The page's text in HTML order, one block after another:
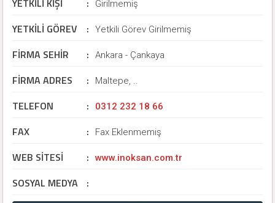
YETKİLİ KİŞİ : Girilmemiş
YETKİLİ GÖREV : Yetkili Görev Girilmemiş
FİRMA SEHİR : Ankara - Çankaya
FİRMA ADRES : Maltepe, ..
TELEFON : 0312 232 18 66
FAX : Fax Eklenmemiş
WEB SİTESİ : www.inoksan.com.tr
SOSYAL MEDYA :